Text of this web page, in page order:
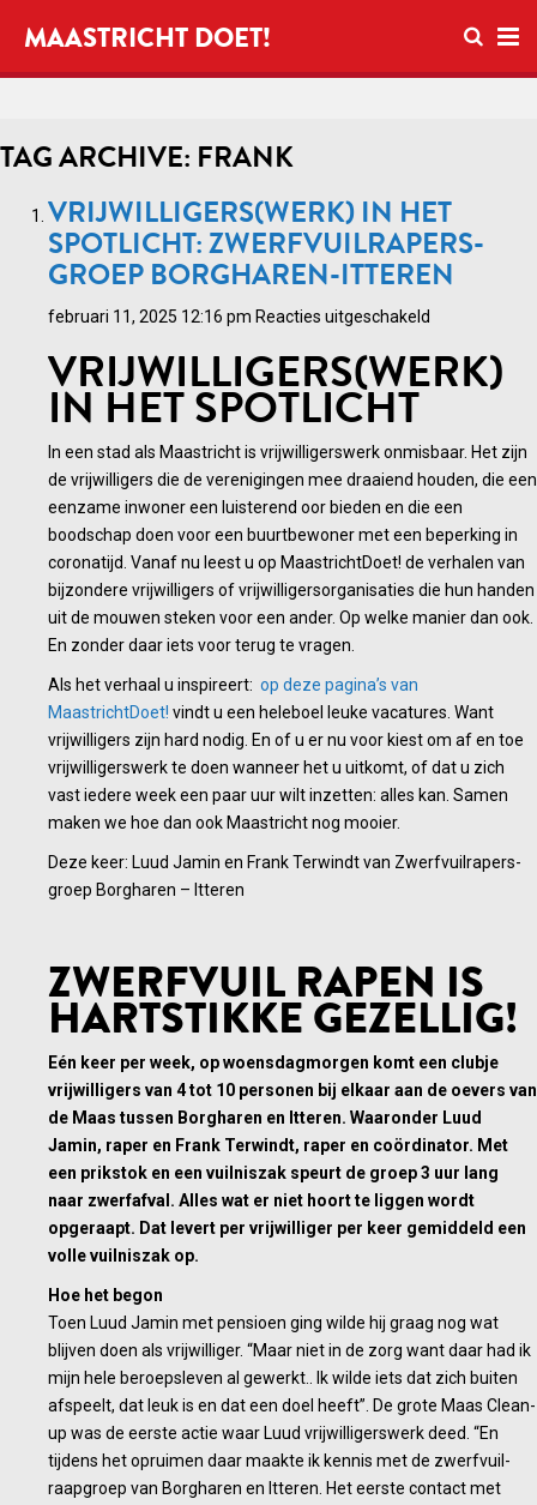
Open
MAASTRICHT DOET!
TAG ARCHIVE: FRANK
VRIJWILLIGERS(WERK) IN HET
SPOTLICHT: ZWERFVUILRAPERS-
GROEP BORGHAREN-ITTEREN
februari 11, 2025 12:16 pm Reacties uitgeschakeld
in
groep
Borgharen-
Itteren
VRIJWILLIGERS(WERK)
IN HET SPOTLICHT
In een stad als Maastricht is vrijwilligerswerk onmisbaar. Het zijn
de vrijwilligers die de verenigingen mee draaiend houden, die een
eenzame inwoner een luisterend oor bieden en die een
boodschap doen voor een buurtbewoner met een beperking in
coronatijd. Vanaf nu leest u op MaastrichtDoet! de verhalen van
bijzondere vrijwilligers of vrijwilligersorganisaties die hun handen
uit de mouwen steken voor een ander. Op welke manier dan ook.
En zonder daar iets voor terug te vragen.
Als het verhaal u inspireert: op deze pagina’s van
MaastrichtDoet! vindt u een heleboel leuke vacatures. Want
vrijwilligers zijn hard nodig. En of u er nu voor kiest om af en toe
vrijwilligerswerk te doen wanneer het u uitkomt, of dat u zich
vast iedere week een paar uur wilt inzetten: alles kan. Samen
maken we hoe dan ook Maastricht nog mooier.
Deze keer: Luud Jamin en Frank Terwindt van Zwerfvuilrapers-
groep Borgharen – Itteren
ZWERFVUIL RAPEN IS
HARTSTIKKE GEZELLIG!
Eén keer per week, op woensdagmorgen komt een clubje
vrijwilligers van 4 tot 10 personen bij elkaar aan de oevers van
de Maas tussen Borgharen en Itteren. Waaronder Luud
Jamin, raper en Frank Terwindt, raper en coördinator. Met
een prikstok en een vuilniszak speurt de groep 3 uur lang
naar zwerfafval. Alles wat er niet hoort te liggen wordt
opgeraapt. Dat levert per vrijwilliger per keer gemiddeld een
volle vuilniszak op.
Hoe het begon
Toen Luud Jamin met pensioen ging wilde hij graag nog wat
blijven doen als vrijwilliger. “Maar niet in de zorg want daar had ik
mijn hele beroepsleven al gewerkt.. Ik wilde iets dat zich buiten
afspeelt, dat leuk is en dat een doel heeft”. De grote Maas Clean-
up was de eerste actie waar Luud vrijwilligerswerk deed. “En
tijdens het opruimen daar maakte ik kennis met de zwerfvuil-
raapgroep van Borgharen en Itteren. Het eerste contact met